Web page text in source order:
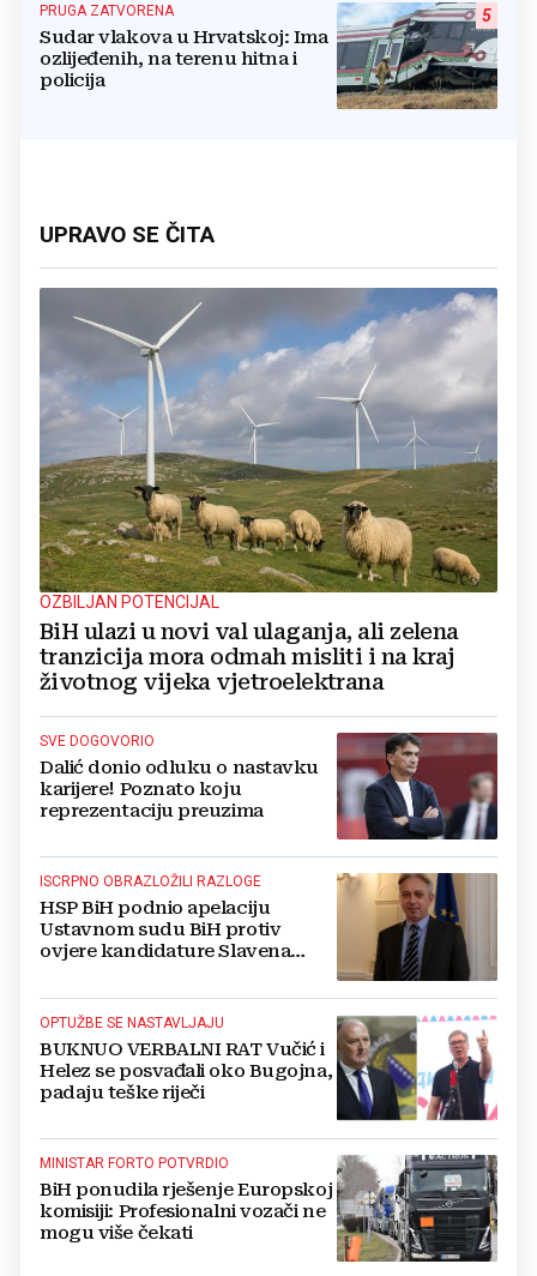
5
PRUGA ZATVORENA
Sudar vlakova u Hrvatskoj: Ima
ozlijeđenih, na terenu hitna i
policija
UPRAVO SE ČITA
OZBILJAN POTENCIJAL
BiH ulazi u novi val ulaganja, ali zelena
tranzicija mora odmah misliti i na kraj
životnog vijeka vjetroelektrana
SVE DOGOVORIO
Dalić donio odluku o nastavku
karijere! Poznato koju
reprezentaciju preuzima
ISCRPNO OBRAZLOŽILI RAZLOGE
HSP BiH podnio apelaciju
Ustavnom sudu BiH protiv
ovjere kandidature Slavena
OPTUŽBE SE NASTAVLJAJU
BUKNUO VERBALNI RAT Vučić i
Helez se posvađali oko Bugojna,
padaju teške riječi
MINISTAR FORTO POTVRDIO
BiH ponudila rješenje Europskoj
komisiji: Profesionalni vozači ne
mogu više čekati